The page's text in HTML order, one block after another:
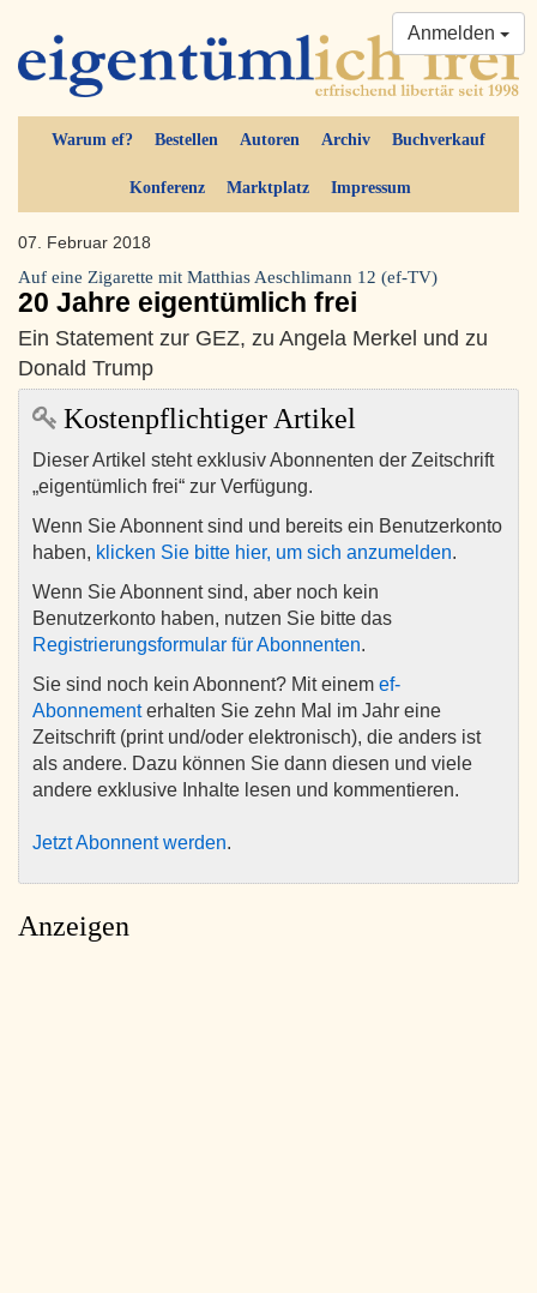
Warum ef? Bestellen Autoren Archiv Buchverkauf
Konferenz Marktplatz Impressum
Anmelden
07. Februar 2018
Auf eine Zigarette mit Matthias Aeschlimann 12 (ef-TV)
20 Jahre eigentümlich frei
Ein Statement zur GEZ, zu Angela Merkel und zu
Donald Trump
Kostenpflichtiger Artikel
Dieser Artikel steht exklusiv Abonnenten der Zeitschrift
„eigentümlich frei“ zur Verfügung.
Wenn Sie Abonnent sind und bereits ein Benutzerkonto
haben, klicken Sie bitte hier, um sich anzumelden.
Wenn Sie Abonnent sind, aber noch kein
Benutzerkonto haben, nutzen Sie bitte das
Registrierungsformular für Abonnenten.
Sie sind noch kein Abonnent? Mit einem ef-
Abonnementerhalten Sie zehn Mal im Jahr eine
Zeitschrift (print und/oder elektronisch), die anders ist
als andere. Dazu können Sie dann diesen und viele
andere exklusive Inhalte lesen und kommentieren.
Jetzt Abonnent werden.
Anzeigen